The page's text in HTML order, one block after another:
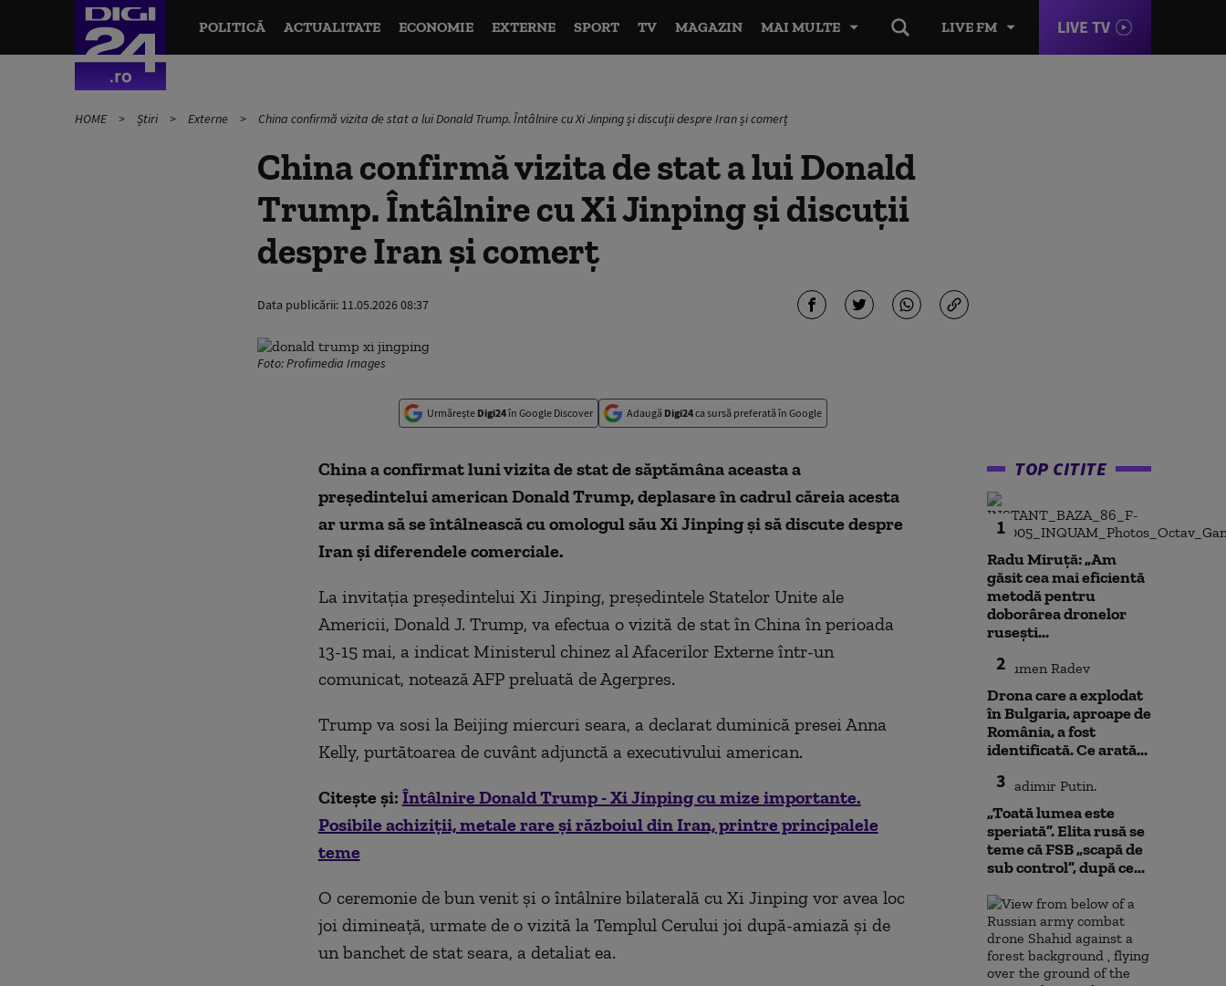
LIVE FM LIVE TV
POLITICĂ ACTUALITATE ECONOMIE EXTERNE SPORT TV MAGAZIN MAI MULTE
HOME Știri Externe China confirmă vizita de stat a lui Donald Trump. Întâlnire cu Xi Jinping și discuții despre Iran și comerț
China confirmă vizita de stat a lui Donald
Trump. Întâlnire cu Xi Jinping și discuții
despre Iran și comerț
Data publicării: 11.05.2026 08:37
Foto: Profimedia Images
Urmărește Digi24în Google Discover Adaugă Digi24ca sursă preferată în Google
China a confirmat luni vizita de stat de săptămâna aceasta a
preşedintelui american Donald Trump, deplasare în cadrul căreia acesta
ar urma să se întâlnească cu omologul său Xi Jinping şi să discute despre
Iran şi diferendele comerciale.
La invitaţia preşedintelui Xi Jinping, preşedintele Statelor Unite ale
Americii, Donald J. Trump, va efectua o vizită de stat în China în perioada
13-15 mai, a indicat Ministerul chinez al Afacerilor Externe într-un
comunicat, notează AFP preluată de Agerpres.
Trump va sosi la Beijing miercuri seara, a declarat duminică presei Anna
Kelly, purtătoarea de cuvânt adjunctă a executivului american.
Citește și: Întâlnire Donald Trump - Xi Jinping cu mize importante.
Posibile achiziții, metale rare și războiul din Iran, printre principalele
teme
O ceremonie de bun venit şi o întâlnire bilaterală cu Xi Jinping vor avea loc
joi dimineaţă, urmate de o vizită la Templul Cerului joi după-amiază şi de
un banchet de stat seara, a detaliat ea.
TOP CITITE
1
Radu Miruță: „Am
găsit cea mai eficientă
metodă pentru
doborârea dronelor
rusești...
2
Drona care a explodat
în Bulgaria, aproape de
România, a fost
identificată. Ce arată...
3
„Toată lumea este
speriată”. Elita rusă se
teme că FSB „scapă de
sub control”, după ce...